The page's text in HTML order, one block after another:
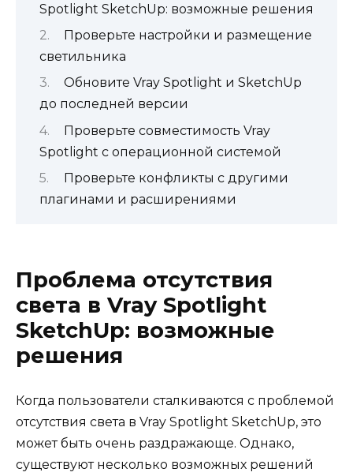
Spotlight SketchUp: возможные решения
Проверьте настройки и размещение
светильника
Обновите Vray Spotlight и SketchUp
до последней версии
Проверьте совместимость Vray
Spotlight с операционной системой
Проверьте конфликты с другими
плагинами и расширениями
Проблема отсутствия
света в Vray Spotlight
SketchUp: возможные
решения
Когда пользователи сталкиваются с проблемой
отсутствия света в Vray Spotlight SketchUp, это
может быть очень раздражающе. Однако,
существуют несколько возможных решений